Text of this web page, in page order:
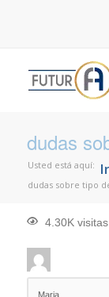
dudas
Usted está aquí:
dudas sobre tipo
4.30K visitas
Maria